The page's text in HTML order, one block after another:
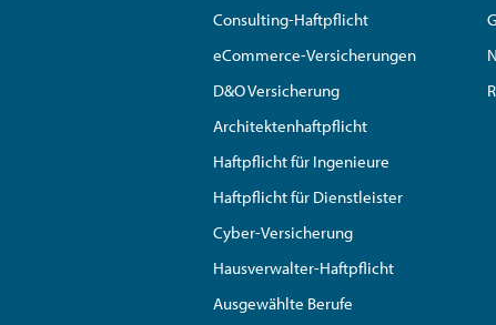
Consulting-Haftpflicht
eCommerce-Versicherungen
D&O Versicherung
Architektenhaftpflicht
Haftpflicht für Ingenieure
Haftpflicht für Dienstleister
Cyber-Versicherung
Hausverwalter-Haftpflicht
Ausgewählte Berufe